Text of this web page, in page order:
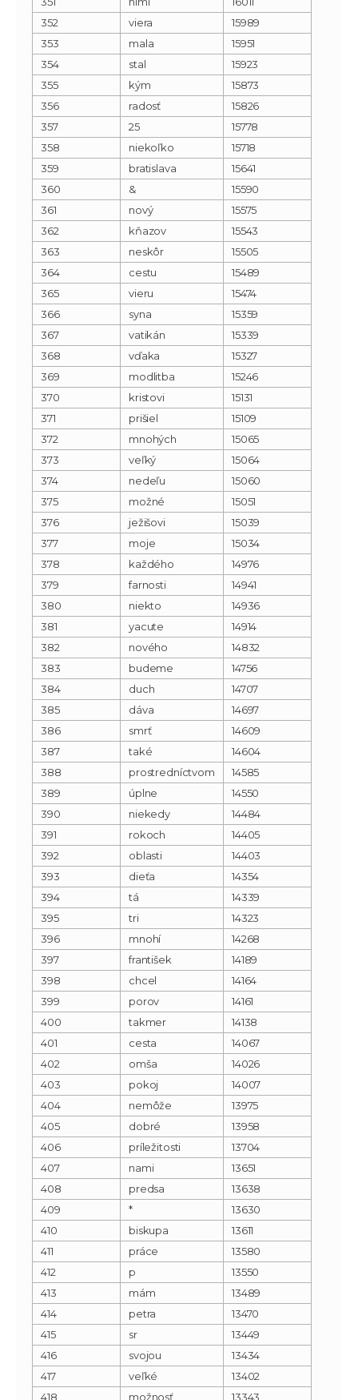
352
viera
15989
353
mala
15951
354
stal
15923
355
kým
15873
356
radosť
15826
357
25
15778
358
niekoľko
15718
359
bratislava
15641
360
&
15590
361
nový
15575
362
kňazov
15543
363
neskôr
15505
364
cestu
15489
365
vieru
15474
366
syna
15359
367
vatikán
15339
368
vďaka
15327
369
modlitba
15246
370
kristovi
15131
371
prišiel
15109
372
mnohých
15065
373
veľký
15064
374
nedeľu
15060
375
možné
15051
376
ježišovi
15039
377
moje
15034
378
každého
14976
379
farnosti
14941
380
niekto
14936
381
yacute
14914
382
nového
14832
383
budeme
14756
384
duch
14707
385
dáva
14697
386
smrť
14609
387
také
14604
388
prostredníctvom
14585
389
úplne
14550
390
niekedy
14484
391
rokoch
14405
392
oblasti
14403
393
dieťa
14354
394
tá
14339
395
tri
14323
396
mnohí
14268
397
františek
14189
398
chcel
14164
399
porov
14161
400
takmer
14138
401
cesta
14067
402
omša
14026
403
pokoj
14007
404
nemôže
13975
405
dobré
13958
406
príležitosti
13704
407
nami
13651
408
predsa
13638
409
*
13630
410
biskupa
13611
411
práce
13580
412
p
13550
413
mám
13489
414
petra
13470
415
sr
13449
416
svojou
13434
417
veľké
13402
418
možnosť 13343